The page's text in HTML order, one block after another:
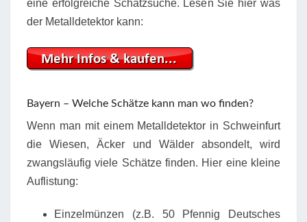
eine erfolgreiche Schatzsuche. Lesen Sie hier was
der Metalldetektor kann:
Bayern – Welche Schätze kann man wo finden?
Wenn man mit einem Metalldetektor in Schweinfurt
die Wiesen, Äcker und Wälder absondelt, wird
zwangsläufig viele Schätze finden. Hier eine kleine
Auflistung:
Einzelmünzen (z.B. 50 Pfennig Deutsches